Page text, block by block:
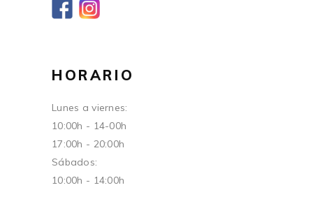
HORARIO
Lunes a viernes:
10:00h - 14-00h
17:00h - 20:00h
Sábados:
10:00h - 14:00h